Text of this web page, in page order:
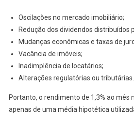
Oscilações no mercado imobiliário;
Redução dos dividendos distribuídos
Mudanças econômicas e taxas de
Vacância de imóveis;
Inadimplência de locatários;
Alterações regulatórias ou tributárias.
Portanto, o rendimento de 1,3% ao mês
apenas de uma média hipotética